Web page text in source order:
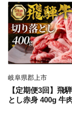
ブルーベリー 生 大
べりー ブルーベ
国産 ブルーベリー
るーべりー ブルー
大粒 国産 ブルー
粒 ぶるーべりー
ー 生
岐阜県郡上市
【定期便3回】飛
とし赤身 400g 牛